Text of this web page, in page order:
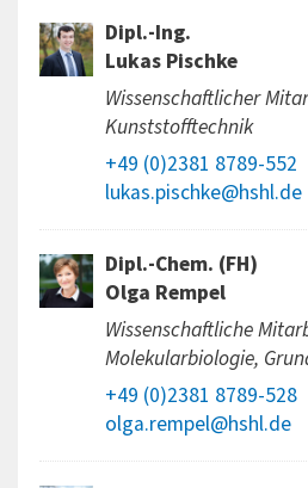
Dipl.-Ing.
Lukas Pischke
Wissenschaftlicher
Kunststofftechnik
+49 (0)2381 8789-552
lukas.pischke@hshl.de
Dipl.-Chem. (FH)
Olga Rempel
Wissenschaftliche
Molekularbiologie,
+49 (0)2381 8789-528
olga.rempel@hshl.de